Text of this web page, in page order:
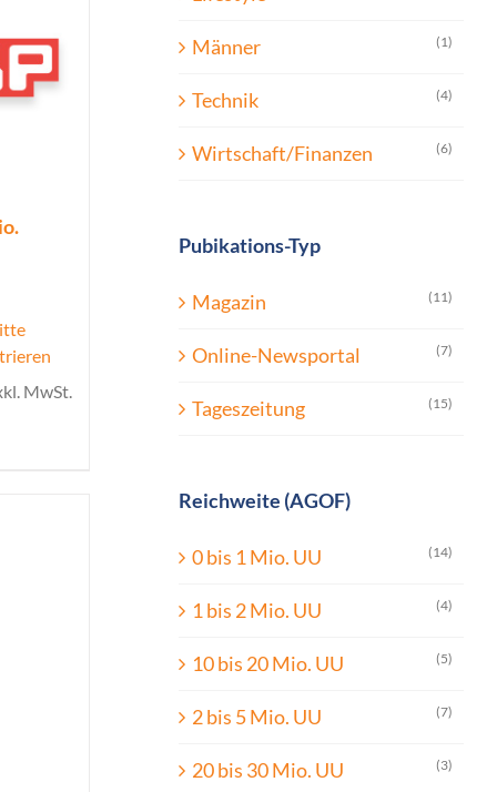
MwSt.
Männer (1)
Technik (4)
Wirtschaft/Finanzen (6)
Pubikations-Typ
Magazin (11)
Online-Newsportal (7)
Tageszeitung (15)
Reichweite (AGOF)
0 bis 1 Mio. UU (14)
1 bis 2 Mio. UU (4)
10 bis 20 Mio. UU (5)
2 bis 5 Mio. UU (7)
20 bis 30 Mio. UU (3)